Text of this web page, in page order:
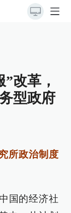
改革，
型政府
所政治制度
国的经济社